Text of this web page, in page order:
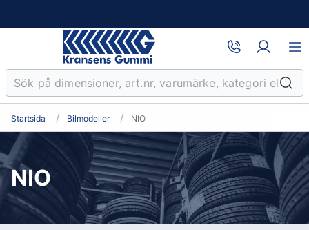
Startsida Bilmodeller NIO
NIO